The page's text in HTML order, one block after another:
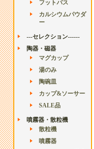
フットバス
カルシウムパウダ
ー
---セレクション------
陶器・磁器
マグカップ
湯のみ
陶碗皿
カップ&ソーサー
SALE品
噴霧器・散粒機
散粒機
噴霧器